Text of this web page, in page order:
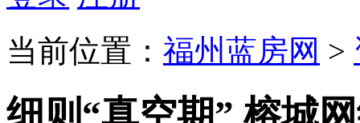
当前位置： 福州蓝房网 >
细则“真空期” 榕城